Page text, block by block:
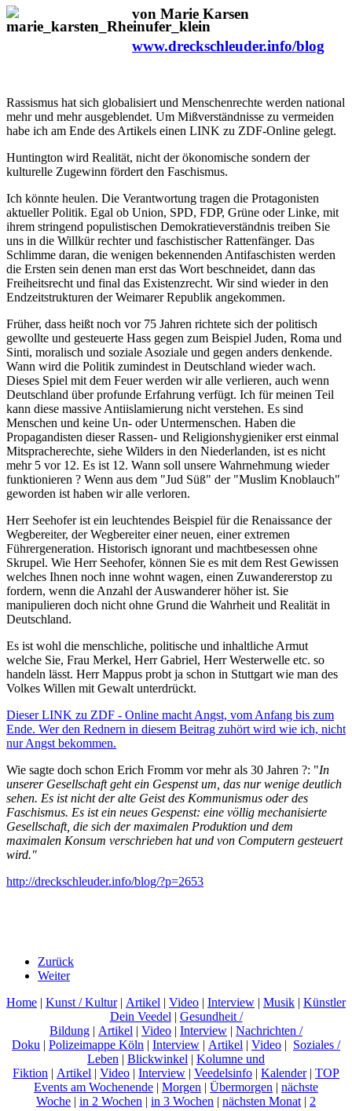
von Marie Karsen
www.dreckschleuder.info/blog
Rassismus hat sich globalisiert und Menschenrechte werden national
mehr und mehr ausgeblendet. Um Mißverständnisse zu vermeiden
habe ich am Ende des Artikels einen LINK zu ZDF-Online gelegt.
Huntington wird Realität, nicht der ökonomische sondern der
kulturelle Zugewinn fördert den Faschismus.
Ich könnte heulen. Die Verantwortung tragen die Protagonisten
aktueller Politik. Egal ob Union, SPD, FDP, Grüne oder Linke, mit
ihrem stringend populistischen Demokratieverständnis treiben Sie
uns in die Willkür rechter und faschistischer Rattenfänger. Das
Schlimme daran, die wenigen bekennenden Antifaschisten werden
die Ersten sein denen man erst das Wort beschneidet, dann das
Freiheitsrecht und final das Existenzrecht. Wir sind wieder in den
Endzeitstrukturen der Weimarer Republik angekommen.
Früher, dass heißt noch vor 75 Jahren richtete sich der politisch
gewollte und gesteuerte Hass gegen zum Beispiel Juden, Roma und
Sinti, moralisch und soziale Asoziale und gegen anders denkende.
Wann wird die Politik zumindest in Deutschland wieder wach.
Dieses Spiel mit dem Feuer werden wir alle verlieren, auch wenn
Deutschland über profunde Erfahrung verfügt. Ich für meinen Teil
kann diese massive Antiislamierung nicht verstehen. Es sind
Menschen und keine Un- oder Untermenschen. Haben die
Propagandisten dieser Rassen- und Religionshygieniker erst einmal
Mitspracherechte, siehe Wilders in den Niederlanden, ist es nicht
mehr 5 vor 12. Es ist 12. Wann soll unsere Wahrnehmung wieder
funktionieren ? Wenn aus dem "Jud Süß" der "Muslim Knoblauch"
geworden ist haben wir alle verloren.
Herr Seehofer ist ein leuchtendes Beispiel für die Renaissance der
Wegbereiter, der Wegbereiter einer neuen, einer extremen
Führergeneration. Historisch ignorant und machtbesessen ohne
Skrupel. Wie Herr Seehofer, können Sie es mit dem Rest Gewissen
welches Ihnen noch inne wohnt wagen, einen Zuwandererstop zu
fordern, wenn die Anzahl der Auswanderer höher ist. Sie
manipulieren doch nicht ohne Grund die Wahrheit und Realität in
Deutschland.
Es ist wohl die menschliche, politische und inhaltliche Armut
welche Sie, Frau Merkel, Herr Gabriel, Herr Westerwelle etc. so
handeln lässt. Herr Mappus probt ja schon in Stuttgart wie man des
Volkes Willen mit Gewalt unterdrückt.
Dieser LINK zu ZDF - Online macht Angst, vom Anfang bis zum
Ende. Wer den Rednern in diesem Beitrag zuhört wird wie ich, nicht
nur Angst bekommen.
Wie sagte doch schon Erich Fromm vor mehr als 30 Jahren ?: "In
unserer Gesellschaft geht ein Gespenst um, das nur wenige deutlich
sehen. Es ist nicht der alte Geist des Kommunismus oder des
Faschismus. Es ist ein neues Gespenst: eine völlig mechanisierte
Gesellschaft, die sich der maximalen Produktion und dem
maximalen Konsum verschrieben hat und von Computern gesteuert
wird."
http://dreckschleuder.info/blog/?p=2653
Zurück
Weiter
Home | Kunst / Kultur| Artikel | Video | Interview | Musik | Künstler
Dein Veedel | Gesundheit /
Bildung | Artikel | Video | Interview | Nachrichten /
Doku | Polizeimappe Köln | Interview | Artikel | Video | Soziales /
Leben | Blickwinkel | Kolumne und
Fiktion | Artikel | Video | Interview | Veedelsinfo | Kalender| TOP
Events am Wochenende | Morgen | Übermorgen | nächste
Woche | in 2 Wochen | in 3 Wochen | nächsten Monat | 2